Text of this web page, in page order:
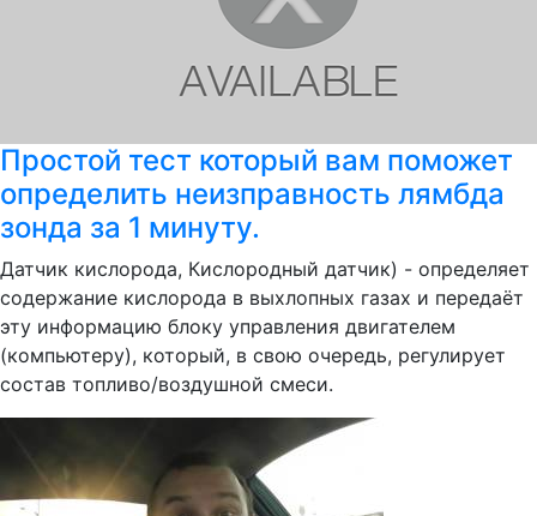
Простой тест который вам поможет
определить неизправность лямбда
зонда за 1 минуту.
Датчик кислорода, Кислородный датчик) - определяет
содержание кислорода в выхлопных газах и передаёт
эту информацию блоку управления двигателем
(компьютеру), который, в свою очередь, регулирует
состав топливо/воздушной смеси.